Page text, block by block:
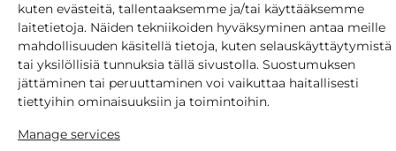
kuten evästeitä, tallentaaksemme ja/tai käyttääksemme
laitetietoja. Näiden tekniikoiden hyväksyminen antaa meille
mahdollisuuden käsitellä tietoja, kuten selauskäyttäytymistä
tai yksilöllisiä tunnuksia tällä sivustolla. Suostumuksen
jättäminen tai peruuttaminen voi vaikuttaa haitallisesti
tiettyihin ominaisuuksiin ja toimintoihin.
Manage services
© Siilinjärvi 2025
Give feedback
Online services
Billing and invoicing
Accessibility